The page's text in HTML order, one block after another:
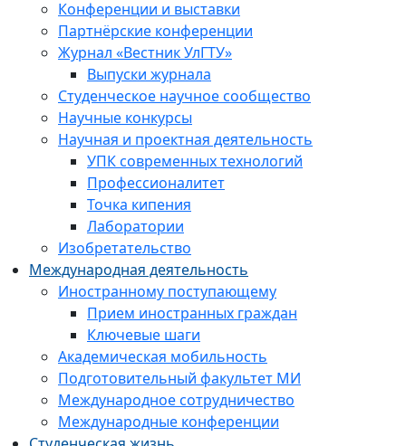
Конференции и выставки
Партнёрские конференции
Журнал «Вестник УлГТУ»
Выпуски журнала
Студенческое научное сообщество
Научные конкурсы
Научная и проектная деятельность
УПК современных технологий
Профессионалитет
Точка кипения
Лаборатории
Изобретательство
Международная деятельность
Иностранному поступающему
Прием иностранных граждан
Ключевые шаги
Академическая мобильность
Подготовительный факультет МИ
Международное сотрудничество
Международные конференции